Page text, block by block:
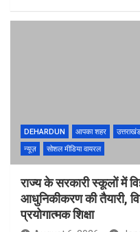
DEHARDUN आपका शहर
न्यूज़
सोशल मीडिया वायरल
राज्य के सरकारी स्कूलों में
आधुनिकीकरण की तैयारी,
प्रयोगात्मक शिक्षा